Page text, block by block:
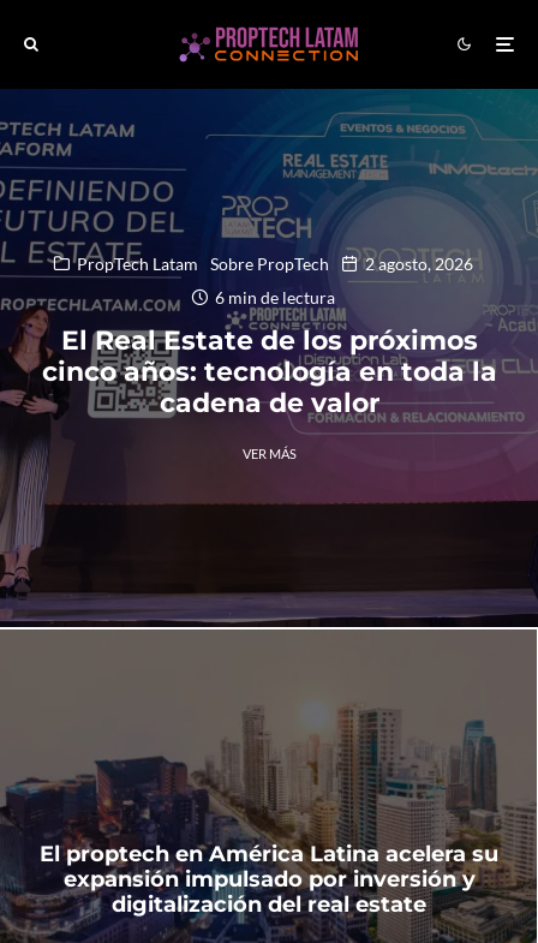
PropTech Latam Sobre PropTech
2 agosto, 2026
6 min de lectura
El Real Estate de los próximos
cinco años: tecnología en toda la
cadena de valor
VER MÁS
El proptech en América Latina acelera su
expansión impulsado por inversión y
digitalización del real estate